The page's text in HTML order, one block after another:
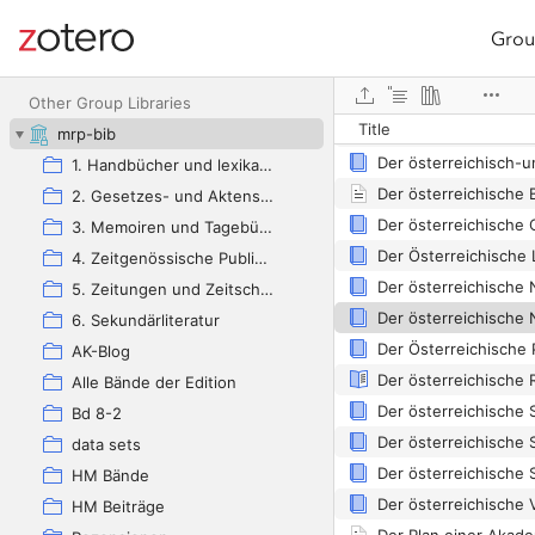
Site navigation
Other Group Libraries
mrp-bib
1. Handbücher und lexikalische Hilfsmittel
2. Gesetzes- und Aktensammlungen
3. Memoiren und Tagebücher
4. Zeitgenössische Publizistik
5. Zeitungen und Zeitschriften
6. Sekundärliteratur
AK-Blog
Alle Bände der Edition
Bd 8-2
data sets
HM Bände
HM Beiträge
Title
Der neue
Der Österreichische
Der österreichische